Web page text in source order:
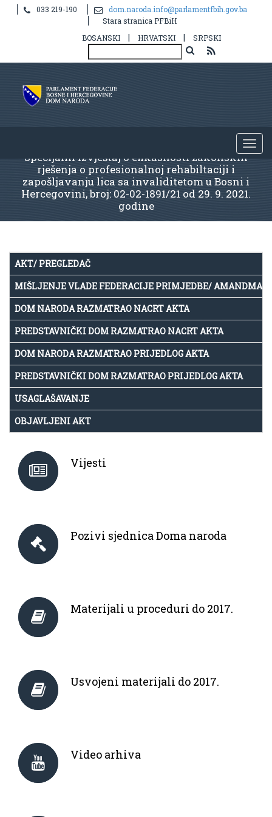
033 219-190
dom.naroda.info@parlamentfbih.gov.ba
Stara stranica PFBiH
BOSANSKI
| HRVATSKI | SRPSKI
Specijalni izvještaj o efikasnosti zakonskih
rješenja o profesionalnoj rehabiltaciji i
zapošljavanju lica sa invaliditetom u Bosni i
Hercegovini, broj: 02-02-1891/21 od 29. 9. 2021.
godine
AKT/ PREGLEDAČ
MIŠLJENJE VLADE FEDERACIJE PRIMJEDBE/
DOM NARODA RAZMATRAO NACRT AKTA
PREDSTAVNIČKI DOM RAZMATRAO NACRT AKTA
DOM NARODA RAZMATRAO PRIJEDLOG AKTA
PREDSTAVNIČKI DOM RAZMATRAO PRIJEDLOG AKTA
USAGLAŠAVANJE
OBJAVLJENI AKT
Vijesti
Pozivi sjednica Doma naroda
Materijali u proceduri do 2017.
Usvojeni materijali do 2017.
Video arhiva